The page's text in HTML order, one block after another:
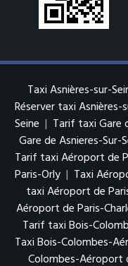
Taxi Asnières-sur-
Réserver taxi Asnières-
Seine | Tarif taxi Gare
Gare de Asnieres-Sur-
Tarif taxi Aéroport de
Paris-Orly | Taxi
taxi Aéroport de
Aéroport de Paris-
Tarif taxi Bois-
Taxi Bois-Colombes-
Colombes-Aéroport